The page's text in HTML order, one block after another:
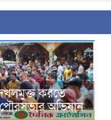
করতে
পৌরসভার অভিযান